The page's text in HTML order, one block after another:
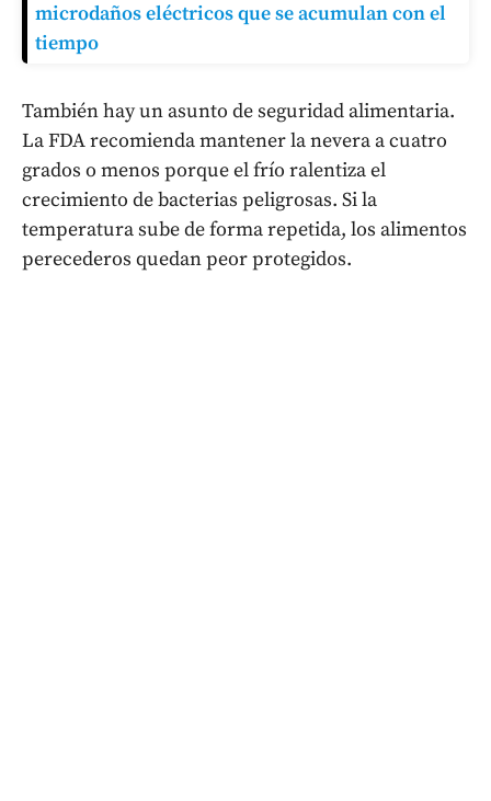
microdaños eléctricos que se acumulan con el
tiempo
También hay un asunto de seguridad alimentaria.
La FDA recomienda mantener la nevera a cuatro
grados o menos porque el frío ralentiza el
crecimiento de bacterias peligrosas. Si la
temperatura sube de forma repetida, los alimentos
perecederos quedan peor protegidos.